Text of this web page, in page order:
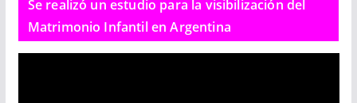
Se realizó un estudio para la visibilización del
Matrimonio Infantil en Argentina